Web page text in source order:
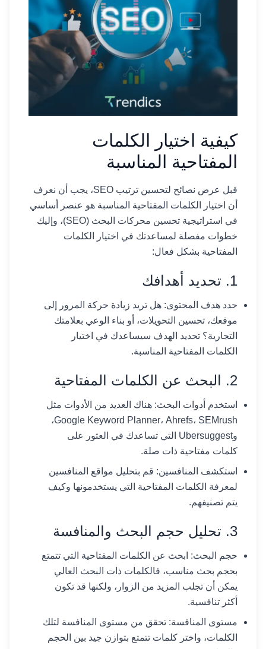
كيفية اختيار الكلمات
المفتاحية المناسبة
قبل عرض نصائح لتحسين ترتيب SEO، يجب أن نعرف
أن اختيار الكلمات المفتاحية المناسبة هو عنصر أساسي
في استراتيجية تحسين محركات البحث (SEO)، وإليك
خطوات مفصلة لمساعدتك في اختيار الكلمات
المفتاحية بشكل فعال:
1. تحديد أهدافك
حدد هدف المحتوى: هل تريد زيادة حركة المرور إلى
موقعك، تحسين التحويلات، أو بناء الوعي بعلامتك
التجارية؟ تحديد الهدف سيساعدك في اختيار
الكلمات المفتاحية المناسبة.
2. البحث عن الكلمات المفتاحية
استخدم أدوات البحث: هناك العديد من الأدوات مثل
Google Keyword Planner، Ahrefs، SEMrush،
وUbersuggest التي تساعدك في العثور على
كلمات مفتاحية ذات صلة.
استكشف المنافسين: قم بتحليل مواقع المنافسين
لمعرفة الكلمات المفتاحية التي يستخدمونها وكيف
يتم تصنيفهم.
3. تحليل حجم البحث والمنافسة
حجم البحث: ابحث عن الكلمات المفتاحية التي تتمتع
بحجم بحث مناسب، فالكلمات ذات البحث العالي
يمكن أن تجلب المزيد من الزوار، ولكنها قد تكون
أكثر تنافسية.
مستوى المنافسة: تحقق من مستوى المنافسة لتلك
الكلمات، واختر كلمات تتمتع بتوازن جيد بين الحجم